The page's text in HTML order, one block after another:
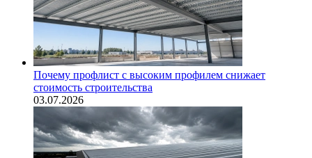
Почему профлист с высоким профилем снижает
стоимость строительства
03.07.2026